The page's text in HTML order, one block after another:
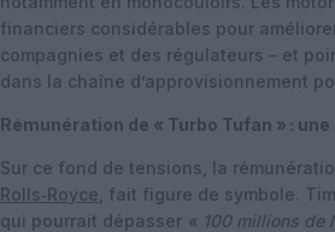
financiers considérables pour
compagnies et des régulateurs – et
dans la chaîne d’approvisionnement
Rémunération de « Turbo Tufan » :
Sur ce fond de tensions, la
Rolls‑Royce , fait figure de symbole.
qui pourrait dépasser « 100 millions de